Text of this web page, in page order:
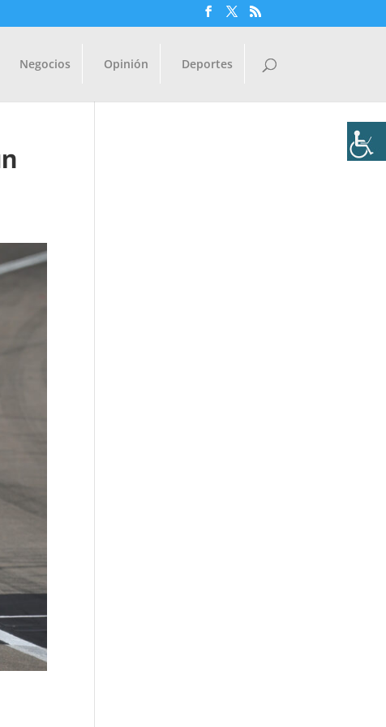
Negocios Opinión Deportes